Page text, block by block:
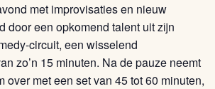
met improvisaties en nieuw
door een opkomend talent uit zijn
circuit, een wisselend
zo’n 15 minuten. Na de pauze neemt
over met een set van 45 tot 60 minuten,